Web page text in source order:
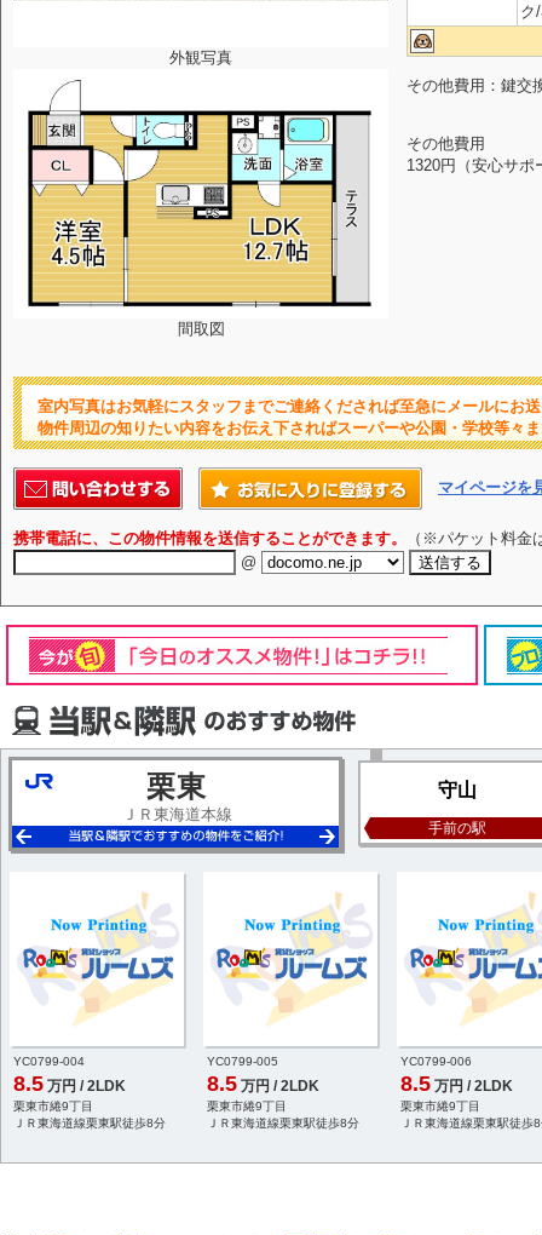
外観写真
間取図
ク
その他費用：鍵交
その他費用
1320円（安心サポ
室内写真はお気軽にスタッフまでご連絡くだされば至急にメールにお
物件周辺の知りたい内容をお伝え下さればスーパーや公園・学校等々
マイページを
携帯電話に、この物件情報を送信することができます。
（※パケット料金
@
栗東
ＪＲ東海道本線
守山
手前の駅
YC0799-004
8.5 万円 / 2LDK
栗東市綣9丁目
ＪＲ東海道線栗東駅徒歩8分
YC0799-005
8.5 万円 / 2LDK
栗東市綣9丁目
ＪＲ東海道線栗東駅徒歩8分
YC0799-006
8.5 万円 / 2LDK
栗東市綣9丁目
ＪＲ東海道線栗東駅徒歩